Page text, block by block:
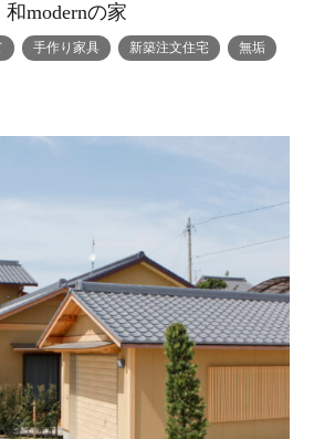
和modernの家
手作り家具 新築注文住宅
無垢